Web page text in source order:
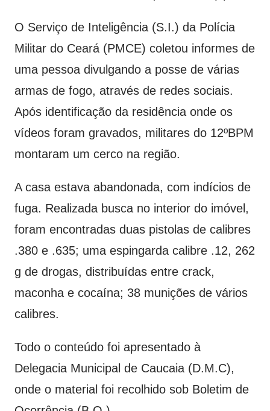
O Serviço de Inteligência (S.I.) da Polícia
Militar do Ceará (PMCE) coletou informes de
uma pessoa divulgando a posse de várias
armas de fogo, através de redes sociais.
Após identificação da residência onde os
vídeos foram gravados, militares do 12ºBPM
montaram um cerco na região.
A casa estava abandonada, com indícios de
fuga. Realizada busca no interior do imóvel,
foram encontradas duas pistolas de calibres
.380 e .635; uma espingarda calibre .12, 262
g de drogas, distribuídas entre crack,
maconha e cocaína; 38 munições de vários
calibres.
Todo o conteúdo foi apresentado à
Delegacia Municipal de Caucaia (D.M.C),
onde o material foi recolhido sob Boletim de